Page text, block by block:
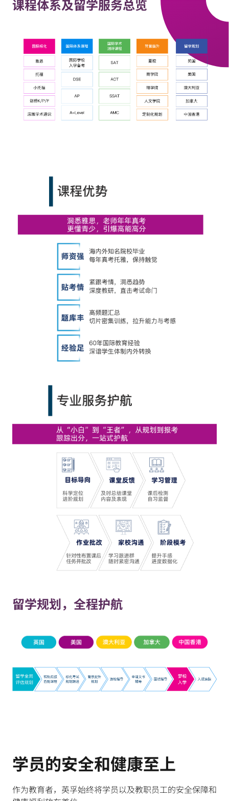
课程体系及留学服务总览
留学规划，全程护航
学员的安全和健康至上
作为教育者，英孚始终将学员以及教职员工的安全保障和